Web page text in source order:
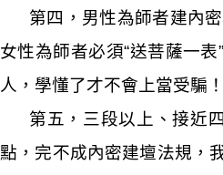
第四，男性為師者建內
女性為師者必須“送菩薩一
人，學懂了才不會上當受騙！
第五，三段以上、接近
點，完不成內密建壇法規，